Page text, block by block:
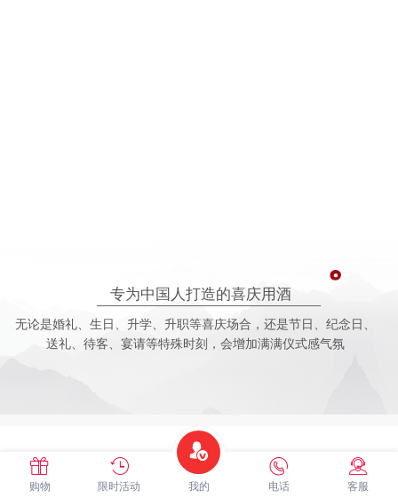
专为中国人打造的喜庆用酒
无论是婚礼、生日、升学、升职等喜庆场合，还是节日、纪念日、
送礼、待客、宴请等特殊时刻，会增加满满仪式感气氛
——————————————
购物 限时活动 我的 电话 客服